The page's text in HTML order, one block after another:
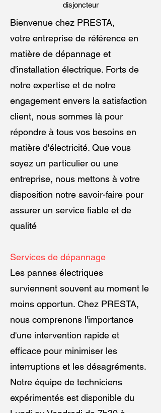
disjoncteur
Bienvenue chez PRESTA,
votre entreprise de référence en
matière de dépannage et
d'installation électrique. Forts de
notre expertise et de notre
engagement envers la satisfaction
client, nous sommes là pour
répondre à tous vos besoins en
matière d'électricité. Que vous
soyez un particulier ou une
entreprise, nous mettons à votre
disposition notre savoir-faire pour
assurer un service fiable et de
qualité
Services de dépannage
Les pannes électriques
surviennent souvent au moment le
moins opportun. Chez PRESTA,
nous comprenons l'importance
d'une intervention rapide et
efficace pour minimiser les
interruptions et les désagréments.
Notre équipe de techniciens
expérimentés est disponible du